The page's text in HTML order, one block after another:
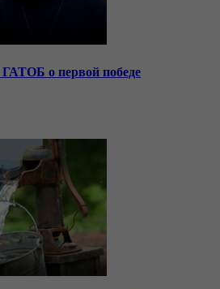
о первой победе